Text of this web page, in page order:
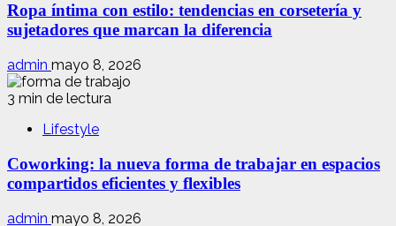
Ropa íntima con estilo: tendencias en corsetería y
sujetadores que marcan la diferencia
admin mayo 8, 2026
3 min de lectura
Lifestyle
Coworking: la nueva forma de trabajar en espacios
compartidos eficientes y flexibles
admin mayo 8, 2026